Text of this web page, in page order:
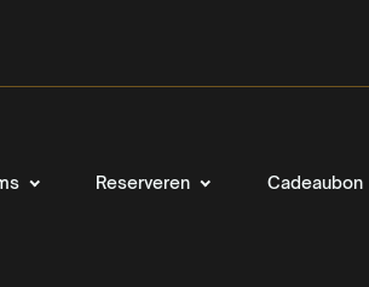
Reserveren Cadeaubon